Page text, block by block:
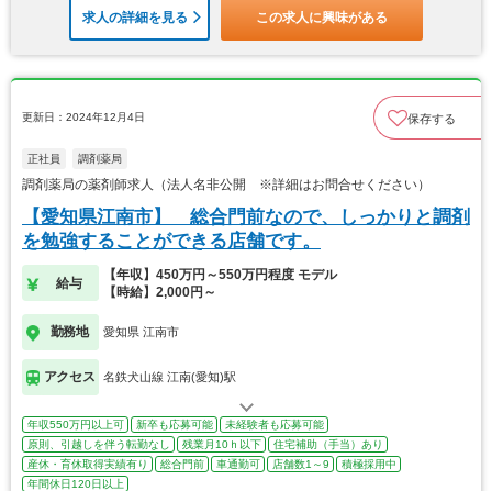
求人の詳細を見る この求人に興味がある
更新日：2024年12月4日 保存する
正社員 調剤薬局
調剤薬局の薬剤師求人（法人名非公開 ※詳細はお問合せください）
【愛知県江南市】 総合門前なので、しっかりと調剤
を勉強することができる店舗です。
給与
【年収】450万円～550万円程度 モデル
【時給】2,000円～
勤務地 愛知県 江南市
アクセス 名鉄犬山線 江南(愛知)駅
年収550万円以上可 新卒も応募可能
未経験者も応募可能
原則、引越しを伴う転勤なし
残業月10ｈ以下
住宅補助（手当）あり
産休・育休取得実績有り
総合門前 車通勤可 店舗数1～9
積極採用中
年間休日120日以上